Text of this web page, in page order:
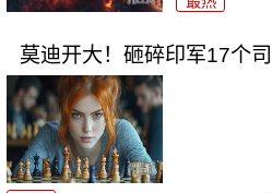
莫迪开大！砸碎印军17个